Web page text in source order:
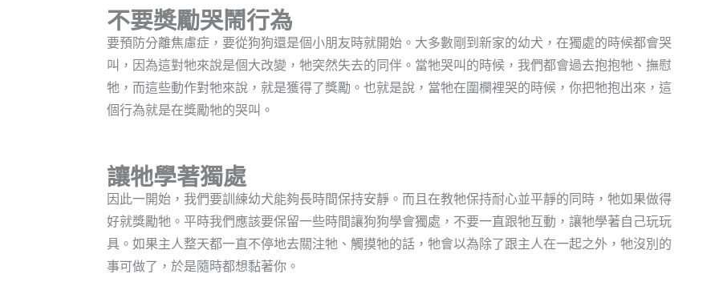
不要獎勵哭鬧行為
要預防分離焦慮症，要從狗狗還是個小朋友時就開始。大多數剛到新家的幼犬，在獨處的時候都會哭
叫，因為這對牠來說是個大改變，牠突然失去的同伴。當牠哭叫的時候，我們都會過去抱抱牠、撫慰
牠，而這些動作對牠來說，就是獲得了獎勵。也就是說，當牠在圍欄裡哭的時候，你把牠抱出來，這
個行為就是在獎勵牠的哭叫。
讓牠學著獨處
因此一開始，我們要訓練幼犬能夠長時間保持安靜。而且在教牠保持耐心並平靜的同時，牠如果做得
好就獎勵牠。平時我們應該要保留一些時間讓狗狗學會獨處，不要一直跟牠互動，讓牠學著自己玩玩
具。如果主人整天都一直不停地去關注牠、觸摸牠的話，牠會以為除了跟主人在一起之外，牠沒別的
事可做了，於是隨時都想黏著你。